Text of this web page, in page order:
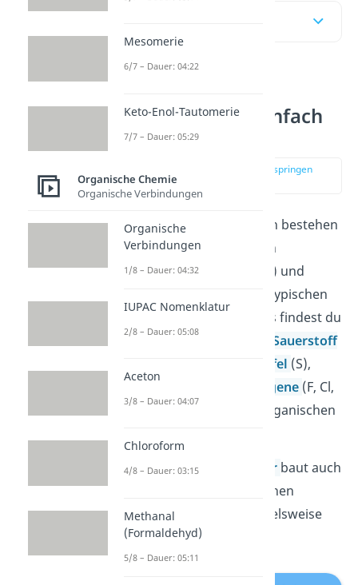
Verbindungen einfach
erklärt
zur Stelle im Video springen
Organische Verbindungen bestehen
zu einem Großteil aus den
Elementen Kohlenstoff (C) und
Wasserstoff (H), mit den typischen
C-H-Bindungen. Allerdings findest du
meist auchElemente
Sauerstoff
Schwefel (S),
Halogene (F, Cl,
Br, I) (Heteroatome
) in organischen
Deinmenschlicher Körper baut auch
größtenteils auf organischen
Verbindungen, wie beispielsweise
Zuckern, auf.
Mesomerie
6/7 – Dauer: 04:22
Keto-Enol-Tautomerie
7/7 – Dauer: 05:29
Organische Chemie
Organische Verbindungen
Organische
Verbindungen
1/8 – Dauer: 04:32
IUPAC Nomenklatur
2/8 – Dauer: 05:08
Aceton
3/8 – Dauer: 04:07
Chloroform
4/8 – Dauer: 03:15
Methanal
(Formaldehyd)
5/8 – Dauer: 05:11